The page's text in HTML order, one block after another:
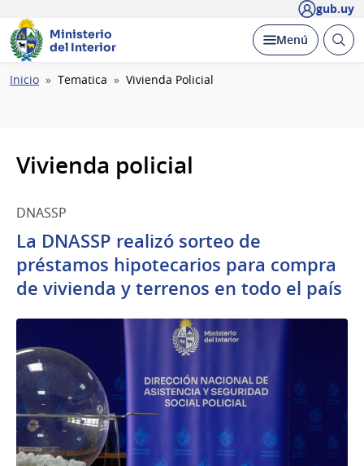
gub.uy
Ministerio
del Interior
Desplegar
Menú Abrir
Ruta
Inicio Tematica Vivienda Policial
Vivienda policial
DNASSP
La DNASSP realizó sorteo de
préstamos hipotecarios para compra
de vivienda y terrenos en todo el país